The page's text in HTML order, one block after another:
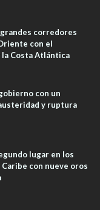
corredores
con el
Costa Atlántica
con un
y ruptura
lugar en los
con nueve oros